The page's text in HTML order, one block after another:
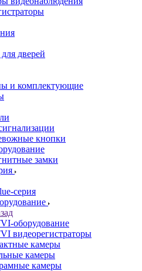
дверей
и комплектующие
кнопки
замки
серия
оборудование
видеорегистраторы
камеры
камеры
камеры